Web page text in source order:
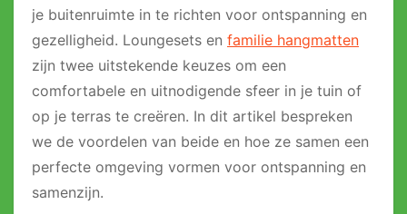
je buitenruimte in te richten voor ontspanning en
gezelligheid. Loungesets en familie hangmatten
zijn twee uitstekende keuzes om een
comfortabele en uitnodigende sfeer in je tuin of
op je terras te creëren. In dit artikel bespreken
we de voordelen van beide en hoe ze samen een
perfecte omgeving vormen voor ontspanning en
samenzijn.